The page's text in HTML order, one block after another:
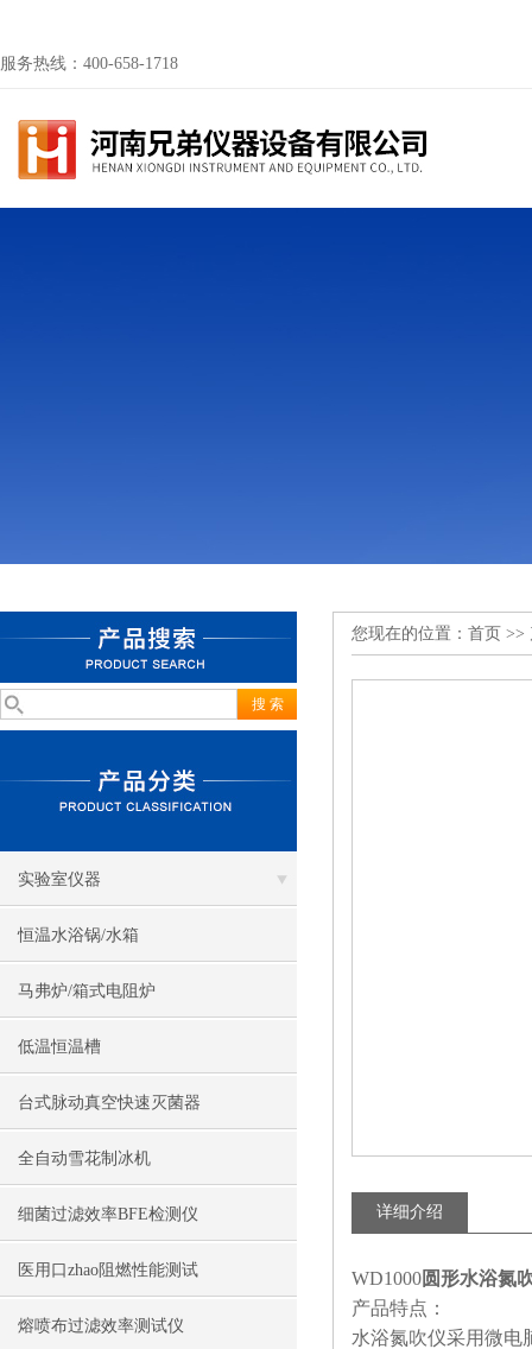
服务热线：400-658-1718
实验室仪器
恒温水浴锅/水箱
马弗炉/箱式电阻炉
低温恒温槽
台式脉动真空快速灭菌器
全自动雪花制冰机
细菌过滤效率BFE检测仪
医用口zhao阻燃性能测试
熔喷布过滤效率测试仪
您现在的位置： 首页 >>
详细介绍
WD1000圆形水浴氮
产品特点：
水浴氮吹仪采用微电